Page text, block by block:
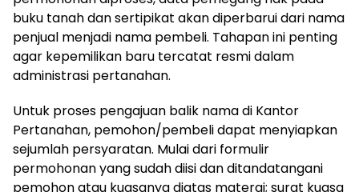
buku tanah dan sertipikat akan diperbarui dari nama
penjual menjadi nama pembeli. Tahapan ini penting
agar kepemilikan baru tercatat resmi dalam
administrasi pertanahan.
Untuk proses pengajuan balik nama di Kantor
Pertanahan, pemohon/pembeli dapat menyiapkan
sejumlah persyaratan. Mulai dari formulir
permohonan yang sudah diisi dan ditandatangani
pemohon atau kuasanya diatas materai; surat kuasa